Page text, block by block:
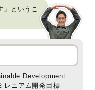
」というこ
Development
レニアム開発目標